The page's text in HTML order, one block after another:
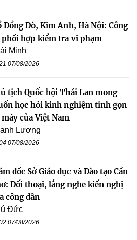
Đồng Đò, Kim Anh, Hà Nội: Công
phối hợp kiểm tra vi phạm
Minh
07/08/2026
tịch Quốc hội Thái Lan mong
học hỏi kinh nghiệm tinh gọn
máy của Việt Nam
Lương
07/08/2026
đốc Sở Giáo dục và Đào tạo Cần
Đối thoại, lắng nghe kiến nghị
công dân
Đức
07/08/2026